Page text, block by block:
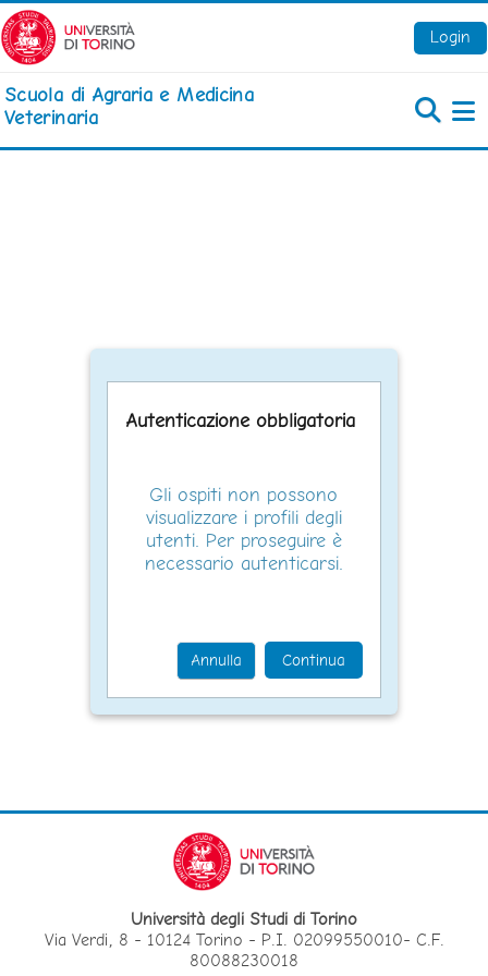
Vai al contenuto principale
Login
Scuola di Agraria e Medicina
Veterinaria
Autenticazione obbligatoria
Gli ospiti non possono
visualizzare i profili degli
utenti. Per proseguire è
necessario autenticarsi.
Annulla Continua
Università degli Studi di Torino
Via Verdi, 8 - 10124 Torino - P.I. 02099550010- C.F.
80088230018